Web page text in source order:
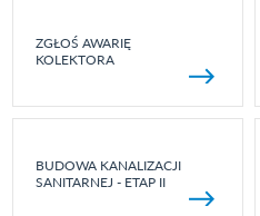
ZGŁOŚ AWARIĘ
KOLEKTORA
BUDOWA KANALIZACJI
SANITARNEJ - ETAP II